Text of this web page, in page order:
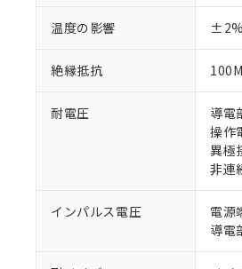
温度の影響 ±2%
絶縁抵抗
耐電圧
導電
操作
異極
非連
インパルス電圧
電源
導電